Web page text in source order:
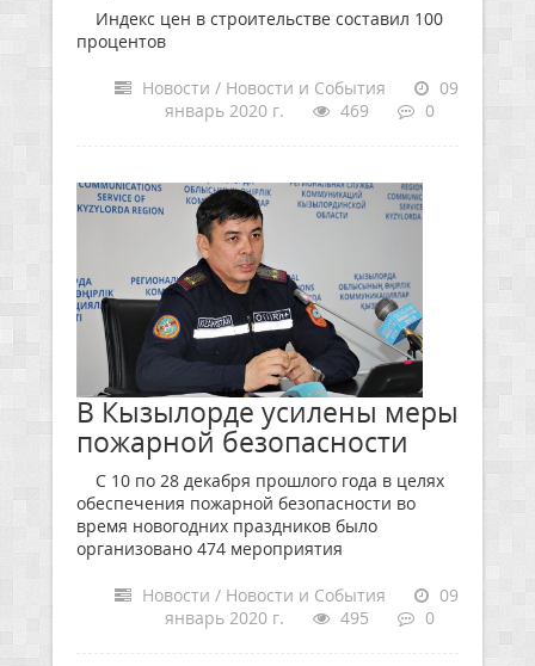
Индекс цен в строительстве составил 100
процентов
Новости / Новости и События
09
январь 2020 г.
469 0
В Кызылорде усилены меры
пожарной безопасности
С 10 по 28 декабря прошлого года в целях
обеспечения пожарной безопасности во
время новогодних праздников было
организовано 474 мероприятия
Новости / Новости и События
09
январь 2020 г.
495 0